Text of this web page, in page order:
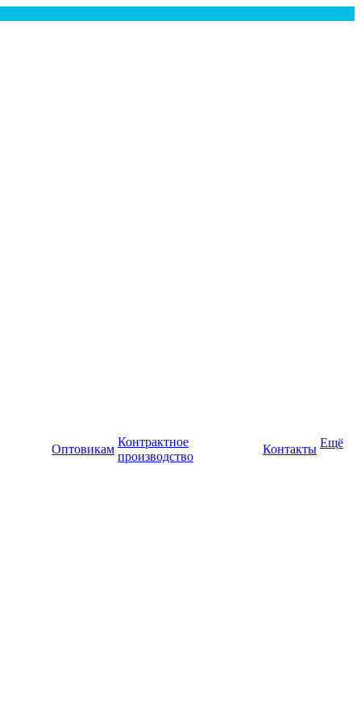
Оптовикам
Контрактное
производство
Контакты Ещё